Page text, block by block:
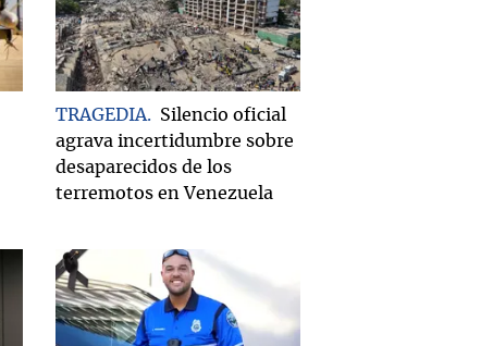
TRAGEDIA
Silencio oficial
agrava incertidumbre sobre
desaparecidos de los
terremotos en Venezuela